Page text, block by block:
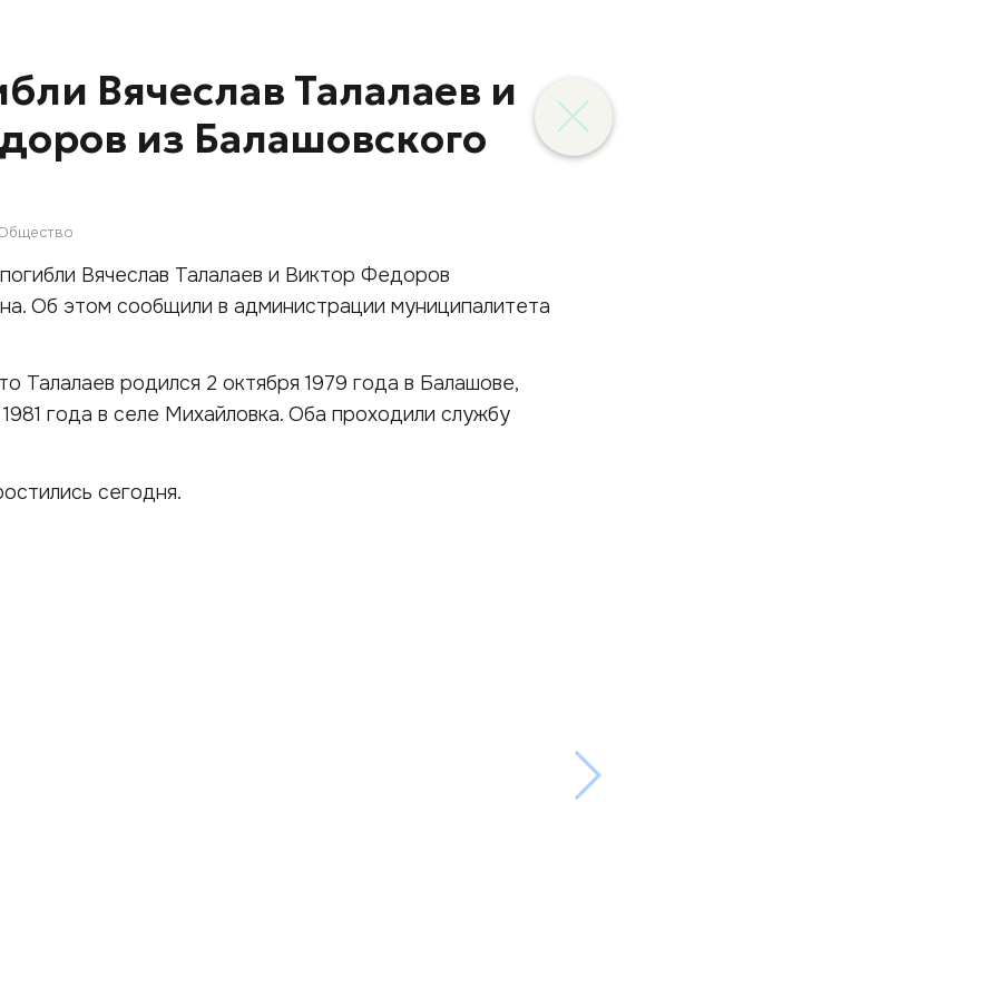
Вячеслав Талалаев и
из Балашовского
Вячеслав Талалаев и Виктор Федоров
Об этом сообщили в администрации муниципалитета
Талалаев родился 2 октября 1979 года в Балашове,
года в селе Михайловка. Оба проходили службу
сегодня.